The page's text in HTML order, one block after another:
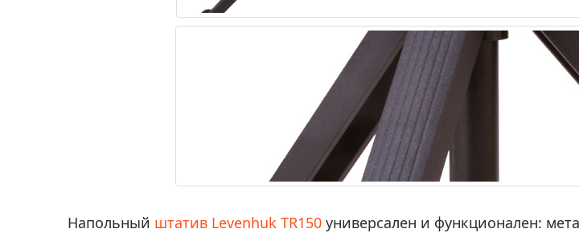
Напольный штатив Levenhuk TR150 универсален и функционален: